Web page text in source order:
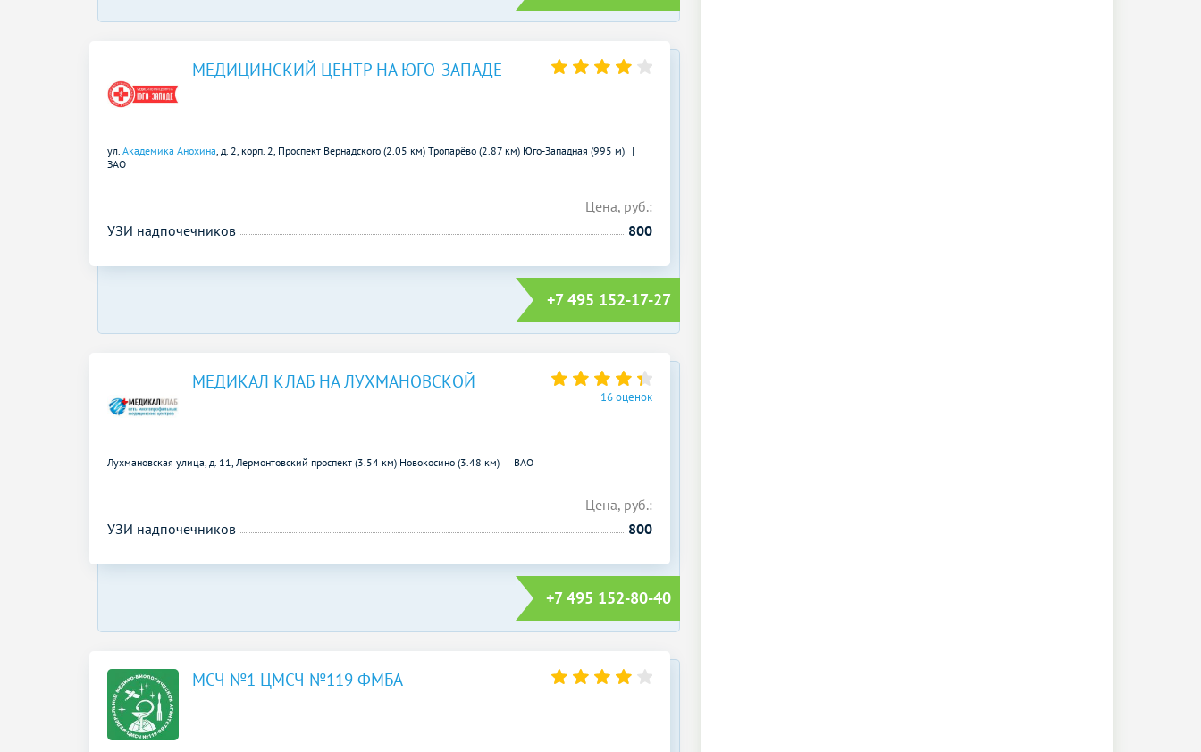
МЕДИЦИНСКИЙ ЦЕНТР НА ЮГО-ЗАПАДЕ
ул. Академика Анохина , д. 2, корп. 2, Проспект Вернадского (2.05 км) Тропарёво (2.87 км) Юго-Западная (995 м)
ЗАО
Цена, руб.:
УЗИ надпочечников
800
+7 495 152-17-27
МЕДИКАЛ КЛАБ НА ЛУХМАНОВСКОЙ
16 оценок
Лухмановская улица, д. 11, Лермонтовский проспект (3.54 км) Новокосино (3.48 км) ВАО
Цена, руб.:
УЗИ надпочечников
800
+7 495 152-80-40
МСЧ №1 ЦМСЧ №119 ФМБА